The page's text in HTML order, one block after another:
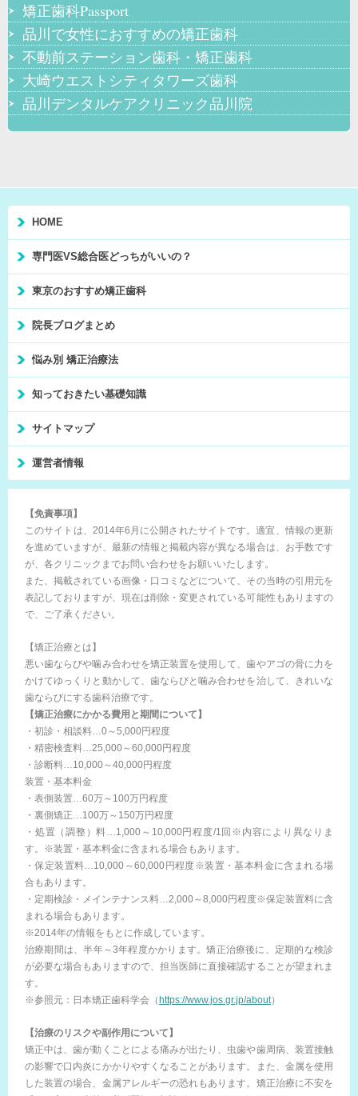
矯正歯科Passport
品川で女性におすすめの矯正歯科
不動前ステーション歯科・矯正歯科
大崎ウエストシティタワーズ歯科
品川デンタルケアクリニック品川院
HOME
専門医VS総合医どっちがいいの？
東京のおすすめ矯正歯科
院長ブログまとめ
悩み別 矯正治療法
知っておきたい基礎知識
サイトマップ
運営者情報
【免責事項】
このサイトは、2014年6月に公開されたサイトです。適宜、情報の更新
を進めていますが、最新の情報と掲載内容が異なる場合は、お手数です
が、各クリニックまでお問い合わせをお願いいたします。
また、掲載されている画像・口コミなどについて、その当時の引用元を
表記しておりますが、現在は削除・変更されている可能性もありますの
で、ご了承ください。
【矯正治療とは】
悪い歯ならびや噛み合わせを矯正装置を使用して、歯やアゴの骨に力を
かけてゆっくりと動かして、歯ならびと噛み合わせを治して、きれいな
歯ならびにする歯科治療です。
【矯正治療にかかる費用と期間について】
・初診・相談料…0～5,000円程度
・精密検査料…25,000～60,000円程度
・診断料…10,000～40,000円程度
装置・基本料金
・表側装置…60万～100万円程度
・裏側矯正…100万～150万円程度
・処置（調整）料…1,000～10,000円程度/1回※内容により異なりま
す。※装置・基本料金に含まれる場合もあります。
・保定装置料…10,000～60,000円程度※装置・基本料金に含まれる場
合もあります。
・定期検診・メインテナンス料…2,000～8,000円程度※保定装置料に含
まれる場合もあります。
※2014年の情報をもとに作成しています。
治療期間は、半年～3年程度かかります。矯正治療後に、定期的な検診
が必要な場合もありますので、担当医師に直接確認することが望まれま
す。
※参照元：日本矯正歯科学会（ https://www.jos.gr.jp/about）
【治療のリスクや副作用について】
矯正中は、歯が動くことによる痛みが出たり、虫歯や歯周病、装置接触
の影響で口内炎にかかりやすくなることがあります。また、金属を使用
した装置の場合、金属アレルギーの恐れもあります。矯正治療に不安を